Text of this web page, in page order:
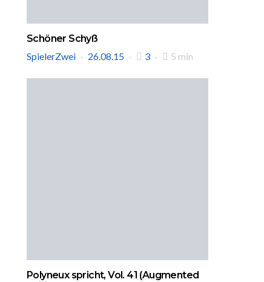
Schöner Schyß
SpielerZwei
26.08.15 3 5 min
Polyneux spricht, Vol. 41 (Augmented